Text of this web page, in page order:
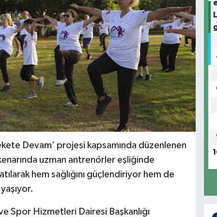
Devam’ projesi kapsamında düzenlenen
uzman antrenörler eşliğinde
hem sağlığını güçlendiriyor hem de
Spor Hizmetleri Dairesi Başkanlığı